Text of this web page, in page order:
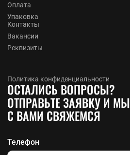
Оплата
Упаковка
Контакты
Вакансии
Реквизиты
Политика конфиденциальности
ОСТАЛИСЬ ВОПРОСЫ?
ОТПРАВЬТЕ ЗАЯВКУ И МЫ
С ВАМИ СВЯЖЕМСЯ
Телефон